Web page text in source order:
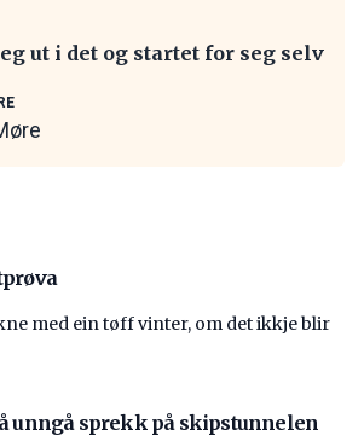
ut i det og startet for seg selv
med ein tøff vinter, om det ikkje blir
unngå sprekk på skipstunnelen